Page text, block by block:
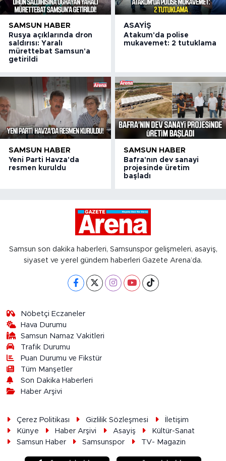
SAMSUN HABER
Rusya açıklarında dron
saldırısı: Yaralı
mürettebat Samsun'a
getirildi
ASAYIŞ
Atakum'da polise
mukavemet: 2 tutuklama
SAMSUN HABER
Yeni Parti Havza'da
resmen kuruldu
SAMSUN HABER
Bafra'nın dev sanayi
projesinde üretim
başladı
Samsun son dakika haberleri, Samsunspor gelişmeleri, asayiş,
siyaset ve yerel gündem haberleri Gazete Arena’da.
Nöbetçi Eczaneler
Hava Durumu
Samsun Namaz Vakitleri
Trafik Durumu
Puan Durumu ve Fikstür
Tüm Manşetler
Son Dakika Haberleri
Haber Arşivi
Çerez Politikası Gizlilik Sözleşmesi
İletişim
Künye
Haber Arşivi Asayiş
Kültür-Sanat
Samsun Haber
Samsunspor TV- Magazin